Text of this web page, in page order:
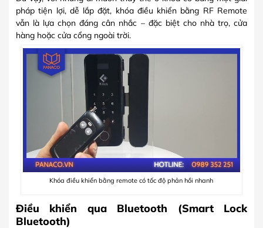
pháp tiện lợi, dễ lắp đặt, khóa điều khiển bằng RF Remote
vẫn là lựa chọn đáng cân nhắc – đặc biệt cho nhà trọ, cửa
hàng hoặc cửa cổng ngoài trời.
Khóa điều khiển bằng remote có tốc độ phản hồi nhanh
Điều khiển qua Bluetooth (Smart Lock
Bluetooth)